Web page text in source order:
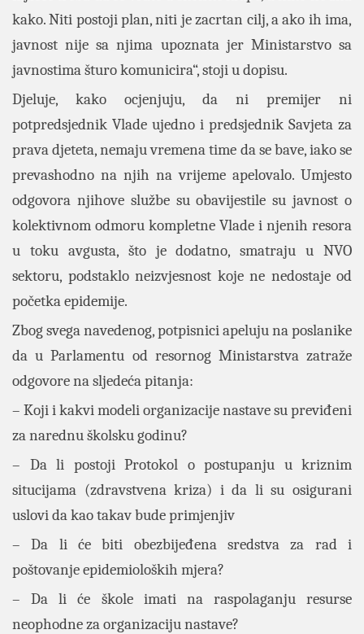
kako. Niti postoji plan, niti je zacrtan cilj, a ako ih ima,
javnost nije sa njima upoznata jer Ministarstvo sa
javnostima šturo komunicira“, stoji u dopisu.
Djeluje, kako ocjenjuju, da ni premijer ni
potpredsjednik Vlade ujedno i predsjednik Savjeta za
prava djeteta, nemaju vremena time da se bave, iako se
prevashodno na njih na vrijeme apelovalo. Umjesto
odgovora njihove službe su obavijestile su javnost o
kolektivnom odmoru kompletne Vlade i njenih resora
u toku avgusta, što je dodatno, smatraju u NVO
sektoru, podstaklo neizvjesnost koje ne nedostaje od
početka epidemije.
Zbog svega navedenog, potpisnici apeluju na poslanike
da u Parlamentu od resornog Ministarstva zatraže
odgovore na sljedeća pitanja:
– Koji i kakvi modeli organizacije nastave su previđeni
za narednu školsku godinu?
– Da li postoji Protokol o postupanju u kriznim
situcijama (zdravstvena kriza) i da li su osigurani
uslovi da kao takav bude primjenjiv
– Da li će biti obezbijeđena sredstva za rad i
poštovanje epidemioloških mjera?
– Da li će škole imati na raspolaganju resurse
neophodne za organizaciju nastave?